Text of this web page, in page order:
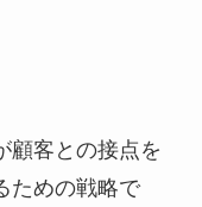
顧客との接点を
ための戦略で